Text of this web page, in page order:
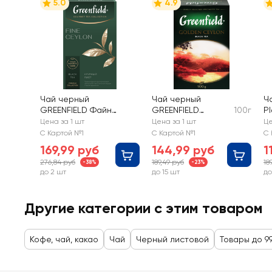
5.0
Чай черный
GREENFIELD Файн
Цейлон, крупный лист,
90г
Цена за 1 шт
С Картой №1
169,99 руб
276,84 руб -38%
до 2 шт
4.9
Чай черный
GREENFIELD
Golden Ceylon
листовой
100г
Цена за 1 шт
С Картой №1
144,99 руб
189,49 руб -23%
до 15 шт
С
Другие категории с этим товаром
Кофе, чай, какао Чай Черный листовой Товары до